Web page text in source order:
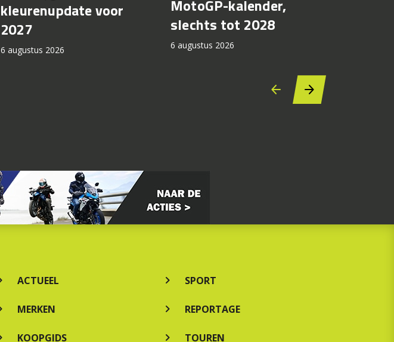
kleurenupdate voor
2027
6 augustus 2026
MotoGP-kalender,
slechts tot 2028
6 augustus 2026
ACTUEEL
MERKEN
KOOPGIDS
SPORT
REPORTAGE
TOUREN